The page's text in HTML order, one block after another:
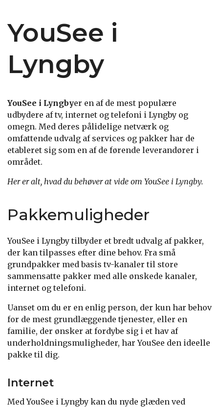
YouSee i
Lyngby
YouSee i Lyngbyer en af de mest populære
udbydere af tv, internet og telefoni i Lyngby og
omegn. Med deres pålidelige netværk og
omfattende udvalg af services og pakker har de
etableret sig som en af de førende leverandører i
området.
Her er alt, hvad du behøver at vide om YouSee i Lyngby.
Pakkemuligheder
YouSee i Lyngby tilbyder et bredt udvalg af pakker,
der kan tilpasses efter dine behov. Fra små
grundpakker med basis tv-kanaler til store
sammensatte pakker med alle ønskede kanaler,
internet og telefoni.
Uanset om du er en enlig person, der kun har behov
for de mest grundlæggende tjenester, eller en
familie, der ønsker at fordybe sig i et hav af
underholdningsmuligheder, har YouSee den ideelle
pakke til dig.
Internet
Med YouSee i Lyngby kan du nyde glæden ved